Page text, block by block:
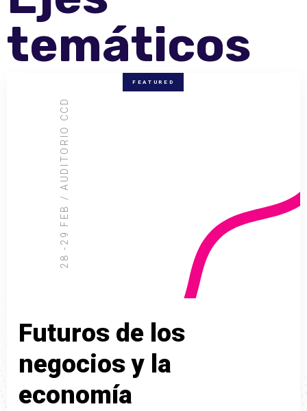
temáticos
28 -29 FEB / AUDITORIO CCD
FEATURED
Futuros de os
negocios y a
economía